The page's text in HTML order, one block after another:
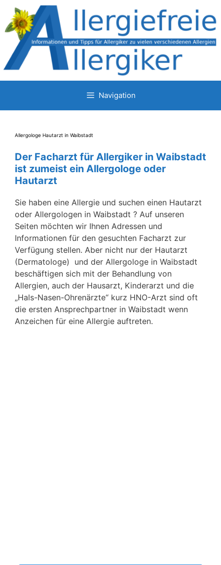
Zum
Inhalt
springen
Navigation
Allergologe Hautarzt in Waibstadt
Der Facharzt für Allergiker in Waibstadt
ist zumeist ein Allergologe oder
Hautarzt
Sie haben eine Allergie und suchen einen Hautarzt
oder Allergologen in Waibstadt ? Auf unseren
Seiten möchten wir Ihnen Adressen und
Informationen für den gesuchten Facharzt zur
Verfügung stellen. Aber nicht nur der Hautarzt
(Dermatologe) und der Allergologe in Waibstadt
beschäftigen sich mit der Behandlung von
Allergien, auch der Hausarzt, Kinderarzt und die
„Hals-Nasen-Ohrenärzte“ kurz HNO-Arzt sind oft
die ersten Ansprechpartner in Waibstadt wenn
Anzeichen für eine Allergie auftreten.